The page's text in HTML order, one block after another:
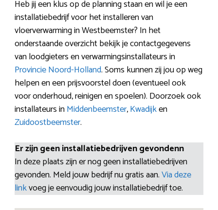
Heb jij een klus op de planning staan en wil je een
installatiebedrijf voor het installeren van
vloerverwarming in Westbeemster? In het
onderstaande overzicht bekijk je contactgegevens
van loodgieters en verwarmingsinstallateurs in
Provincie Noord-Holland. Soms kunnen zij jou op weg
helpen en een prijsvoorstel doen (eventueel ook
voor onderhoud, reinigen en spoelen). Doorzoek ook
installateurs inMiddenbeemster,Kwadijken
Zuidoostbeemster.
Er zijn geen installatiebedrijven gevondenn
In deze plaats zijn er nog geen installatiebedrijven
gevonden. Meld jouw bedrijf nu gratis aan.Via deze
linkvoeg je eenvoudig jouw installatiebedrijf toe.